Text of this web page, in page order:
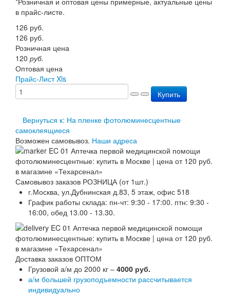
Перезарядка ОП
Перезарядка ОВП
Доставка
Оплата
Гарантии
О нас
Статьи
Сертификаты
Контакты
в прайс-листе.
126 руб.
126 руб.
Розничная цена
120 руб.
Оптовая цена
Прайс-Лист Xls
Купить
Вернуться к: На пленке фотолюминесцентные
самоклеящиеся
Возможен самовывоз. Наши адреса
Самовывоз заказов РОЗНИЦА (от 1шт.)
г.Москва, ул.Дубнинская д.83, 5 этаж, офис 518
График работы склада: пн-чт: 9:30 - 17:00. птн: 9:30 -
16:00, обед 13.00 - 13.30.
Доставка заказов ОПТОМ
Грузовой а/м до 2000 кг – 4000 руб.
а/м большей грузоподъемности рассчитывается
индивидуально